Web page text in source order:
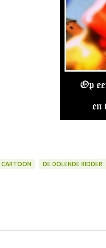
CARTOON DE DOLENDE RIDDER